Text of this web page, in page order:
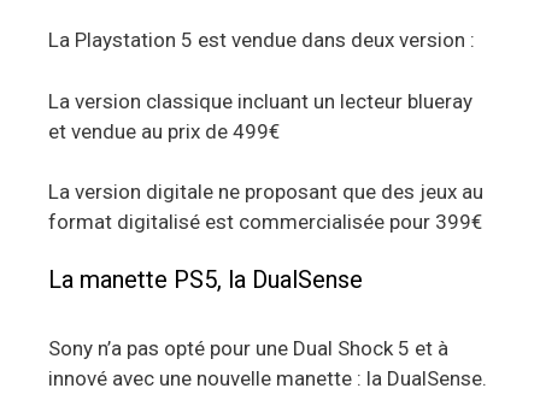
La Playstation 5 est vendue dans deux version :
La version classique incluant un lecteur blueray
et vendue au prix de 499€
La version digitale ne proposant que des jeux au
format digitalisé est commercialisée pour 399€
La manette PS5, la DualSense
Sony n’a pas opté pour une Dual Shock 5 et à
innové avec une nouvelle manette : la DualSense.